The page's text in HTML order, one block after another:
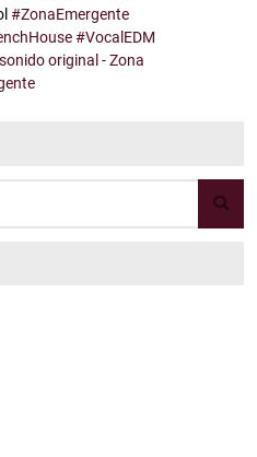
#ZonaEmergente
#VocalEDM
original - Zona